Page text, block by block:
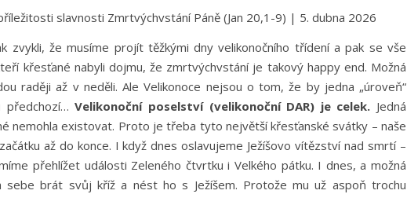
slavnosti Zmrtvýchvstání Páně (Jan 20,1-9) | 5. dubna 2026
zvykli, že musíme projít těžkými dny velikonočního třídení a pak se vše
křesťané nabyli dojmu, že zmrtvýchvstání je takový happy end. Možná
raději až v neděli. Ale Velikonoce nejsou o tom, že by jedna „úroveň“
předchozí…Velikonoční poselství (velikonoční DAR) je celek. Jedná
nemohla existovat. Proto je třeba tyto největší křesťanské svátky – naše
až do konce. I když dnes oslavujeme Ježíšovo vítězství nad smrtí –
přehlížet události Zeleného čtvrtku i Velkého pátku. I dnes, a možná
sebe brát svůj kříž a nést ho s Ježíšem. Protože mu už aspoň trochu